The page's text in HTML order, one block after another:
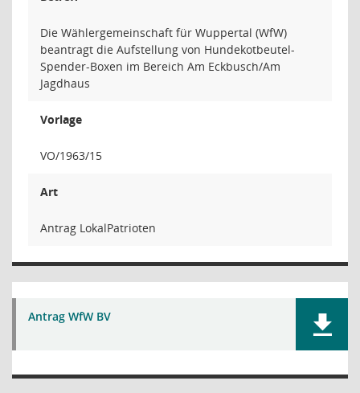
Die Wählergemeinschaft für Wuppertal (WfW)
beantragt die Aufstellung von Hundekotbeutel-
Spender-Boxen im Bereich Am Eckbusch/Am
Jagdhaus
Vorlage
VO/1963/15
Art
Antrag LokalPatrioten
Antrag WfW BV